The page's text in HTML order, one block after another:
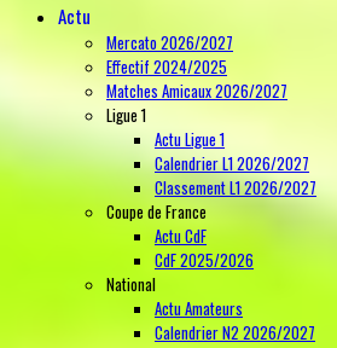
Actu
Mercato 2026/2027
Effectif 2024/2025
Matches Amicaux 2026/2027
Ligue 1
Actu Ligue 1
Calendrier L1 2026/2027
Classement L1 2026/2027
Coupe de France
Actu CdF
CdF 2025/2026
National
Actu Amateurs
Calendrier N2 2026/2027